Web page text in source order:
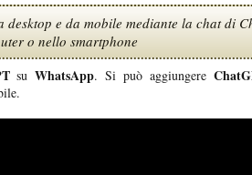
e da mobile mediante la chat di
o nello smartphone
suWhatsApp. Si può aggiungere